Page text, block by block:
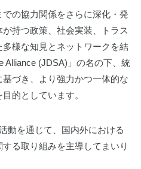
の協力関係をさらに深化・発
持つ政策、社会実装、トラス
多様な知見とネットワークを結
Alliance (JDSA)」の名の下、統
づき、より強力かつ一体的な
的としています。
動を通じて、国内外における
る取り組みを主導してまいり